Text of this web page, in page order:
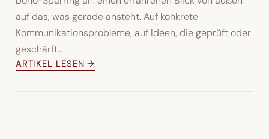
auf das, was gerade ansteht. Auf konkrete
Kommunikationsprobleme, auf Ideen, die geprüft oder
geschärft...
ARTIKEL LESEN →